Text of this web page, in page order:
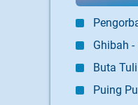
Ghibah
Buta
Puing